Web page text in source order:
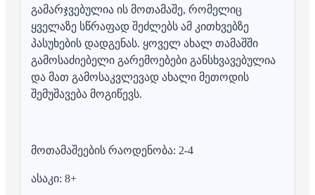
გამარჯვებულია ის მოთამაშე, რომელიც
ყველაზე სწრაფად შეძლებს ამ კითხვებზე
პასუხების დადგენას. ყოველ ახალ თამაშში
გამოსაძიებელი გარემოებები განსხვავებულია
და მათ გამოსაკვლევად ახალი მეთოდის
შემუშავება მოგიწევს.
მოთამაშეების რაოდენობა: 2-4
ასაკი: 8+